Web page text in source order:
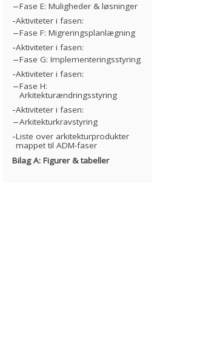
Fase E: Muligheder & løsninger
Aktiviteter i fasen:
Fase F: Migreringsplanlægning
Aktiviteter i fasen:
Fase G: Implementeringsstyring
Aktiviteter i fasen:
Fase H:
Arkitekturændringsstyring
Aktiviteter i fasen:
Arkitekturkravstyring
Liste over arkitekturprodukter
mappet til ADM-faser
Bilag A: Figurer & tabeller